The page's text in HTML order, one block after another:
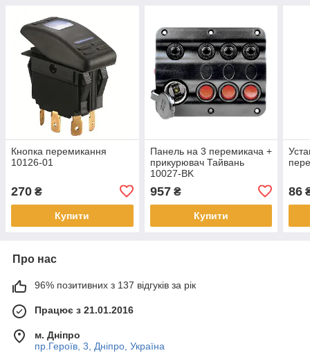
Кнопка перемикання
10126-01
270 ₴
Купити
Панель на 3 перемикача +
прикурювач Тайвань
10027-BK
957₴
Купити
86
Про нас
96% позитивних з 137 відгуків за рік
Працює з 21.01.2016
м. Дніпро
пр.Героїв, 3, Дніпро, Україна